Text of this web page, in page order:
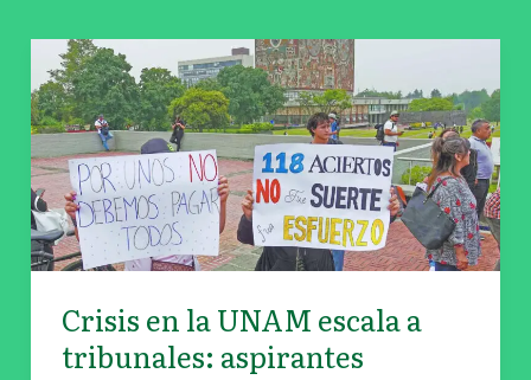
Crisis en la UNAM escala a
tribunales: aspirantes
Crisis
en
la
UNAM
escala
a
tribunales:
aspirantes
presentan
primeros
amparos